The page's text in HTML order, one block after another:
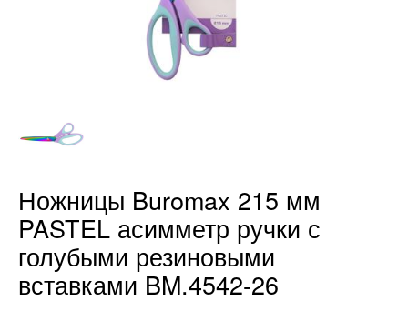
Ножницы Buromax 215 мм
PASTEL асимметр ручки с
голубыми резиновыми
вставками BM.4542-26